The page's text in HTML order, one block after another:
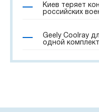
Киев теряет
российских
Geely Coolray
одной